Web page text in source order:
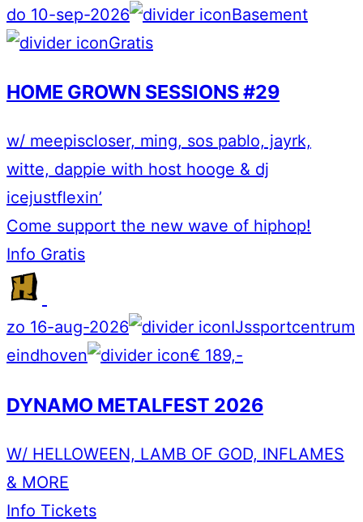
do 10-sep-2026
Basement
Gratis
HOME GROWN SESSIONS #29
w/ meepiscloser, ming, sos pablo, jayrk,
witte, dappie with host hooge & dj
icejustflexin’
Come support the new wave of hiphop!
Info Gratis
zo 16-aug-2026
IJssportcentrum
eindhoven
€ 189,-
DYNAMO METALFEST 2026
W/ HELLOWEEN, LAMB OF GOD, INFLAMES
& MORE
Info Tickets